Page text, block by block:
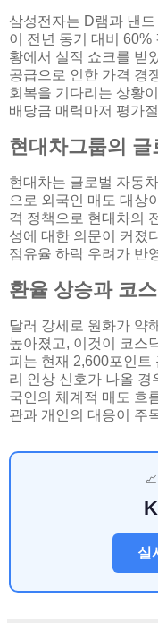
삼성전자는 D램과 낸
이 전년 동기 대비
황에서 실적 쇼크를 받
공급으로 인한 가격 경
회복을 기다리는 상황
배당금 매력마저 평가
현대차그룹의 글
현대차는 글로벌 자동
으로 외국인 매도 대상
격 정책으로 현대차의
성에 대한 의문이 커졌
점유율 하락 우려가 반
환율 상승과 코
달러 강세로 원화가 약
높아졌고, 이것이 코스
피는 현재 2,600포인트
리 인상 신호가 나올 경
국인의 체계적 매도 흐
관과 개인의 대응이 주
실